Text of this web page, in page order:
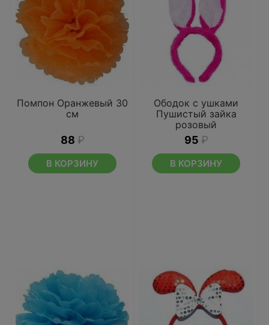
Помпон Оранжевый 30
см
88 ₽
В КОРЗИНУ
Ободок с ушками
Пушистый зайка
розовый
95 ₽
В КОРЗИНУ